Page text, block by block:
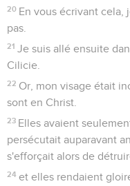
20 En vous écrivant cela,
pas.
21 Je suis allé ensuite
Cilicie.
22 Or, mon visage était
sont en Christ.
23 Elles avaient
persécutait auparavant
s'efforçait alors de
24 et elles rendaient